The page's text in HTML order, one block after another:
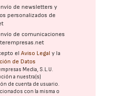
de newsletters y
personalizados de
de comunicaciones
elAviso Legal y la
de Datos
Media, S.L.U.
a nuestra(s)
de cuenta de usuario.
con la misma o